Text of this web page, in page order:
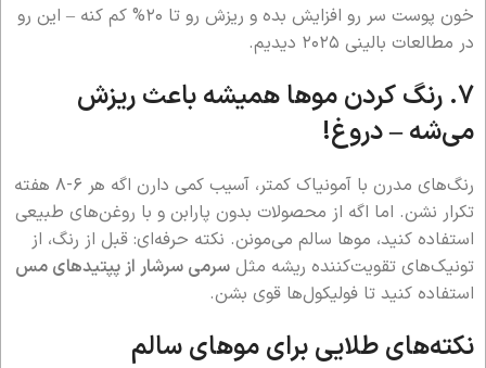
خون پوست سر رو افزایش بده و ریزش رو تا ۲۰% کم کنه – این رو
در مطالعات بالینی ۲۰۲۵ دیدیم.
۷. رنگ کردن موها همیشه باعث ریزش
می‌شه –دروغ!
رنگ‌های مدرن با آمونیاک کمتر، آسیب کمی دارن اگه هر ۶-۸ هفته
تکرار نشن. اما اگه از محصولات بدون پارابن و با روغن‌های طبیعی
استفاده کنید، موها سالم می‌مونن. نکته حرفه‌ای: قبل از رنگ، از
تونیک‌های تقویت‌کننده ریشه مثل سرمی سرشار از پپتیدهای مس
استفاده کنید تا فولیکول‌ها قوی بشن.
نکته‌های طلایی برای موهای سالم